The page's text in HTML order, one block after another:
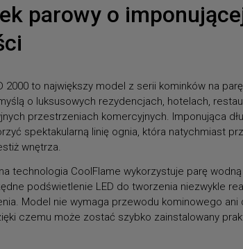
parowy o
2000 to największy model z serii kominków na
o luksusowych rezydencjach, hotelach,
przestrzeniach komercyjnych. Imponująca
spektakularną linię ognia, która natychmiast
wnętrza.
technologia CoolFlame wykorzystuje parę wodną
podświetlenie LED do tworzenia niezwykle
Model nie wymaga przewodu kominowego ani
czemu może zostać szybko zainstalowany